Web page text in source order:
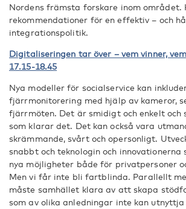
Nordens främsta forskare inom området.
rekommendationer för en effektiv – och
integrationspolitik.
Digitaliseringen tar över – vem vinner,
17.15-18.45
Nya modeller för socialservice kan
fjärrmonitorering med hjälp av kameror,
fjärrmöten. Det är smidigt och enkelt och
som klarar det. Det kan också vara
skrämmande, svårt och opersonligt.
snabbt och teknologin och innovationerna
nya möjligheter både för privatpersoner
Men vi får inte bli fartblinda. Parallellt
måste samhället klara av att skapa
som av olika anledningar inte kan